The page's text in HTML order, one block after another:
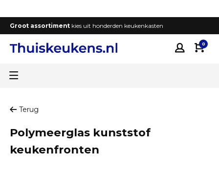
Groot assortiment kies uit honderden keukenkasten
0
Terug
Polymeerglas kunststof
keukenfronten